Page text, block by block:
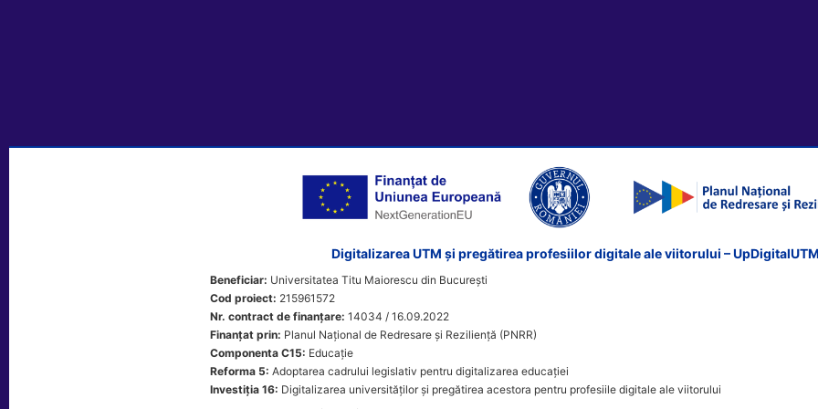
Digitalizarea UTM și pregătirea profesiilor digitale ale viitorului –
Beneficiar: Universitatea Titu Maiorescu din București
Cod proiect: 215961572
Nr. contract de finanțare: 14034 / 16.09.2022
Finanțat prin: Planul Național de Redresare și Reziliență (PNRR)
Componenta C15: Educație
Reforma 5: Adoptarea cadrului legislativ pentru digitalizarea educației
Investiția 16: Digitalizarea universităților și pregătirea acestora pentru profesiile digitale ale viitorului